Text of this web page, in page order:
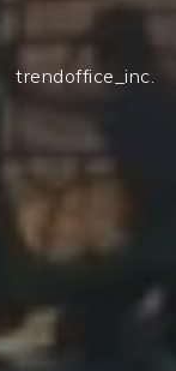
trendoffice_inc.